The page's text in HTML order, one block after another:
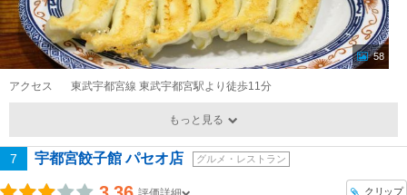
58
アクセス 東武宇都宮線 東武宇都宮駅より徒歩11分
もっと見る
7 宇都宮餃子館 パセオ店 グルメ・レストラン
クリップ